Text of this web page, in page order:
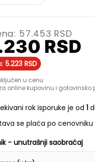
57.453 RSD
RSD
5.223 RSD
u cenu
online kupovinu i gotovinsko
rok isporuke je od 1
se plaća po
- unutrašnji saobraćaj